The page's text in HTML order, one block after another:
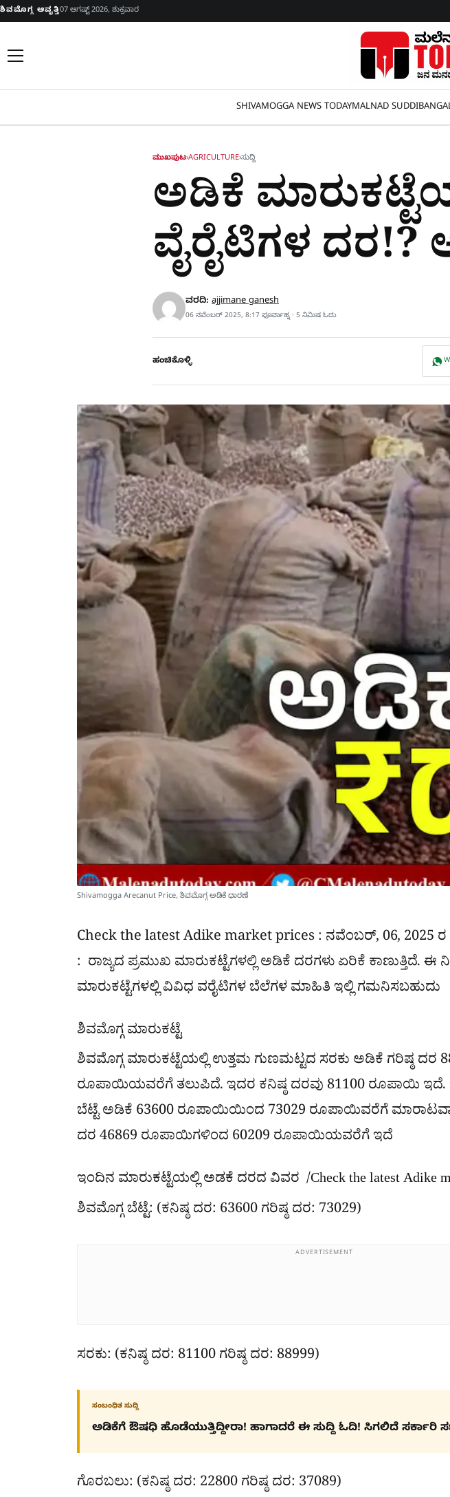
Skip to content
ಶಿವಮೊಗ್ಗ ಆವೃತ್ತಿ07 ಆಗಷ್ಟ್ 2026, ಶುಕ್ರವಾರ
SHIVAMOGGA NEWS TODAYMALNAD SUDDI
ಮುಖಪುಟ›AGRICULTURE›ಸುದ್ದಿ
ಅಡಿಕೆ
ವೈರೈಟಿಗಳ
ವರದಿ: ajjimane ganesh
06 ನವೆಂಬರ್ 2025, 8:17 ಫೂರ್ವಾಹ್ನ · 5 ನಿಮಿಷ ಓದು
ಹಂಚಿಕೊಳ್ಳಿ
Shivamogga Arecanut Price, ಶಿವಮೊಗ್ಗ ಅಡಿಕೆ ಧಾರಣೆ
Check the latest Adike market prices : ನವೆಂಬರ್, 06, 2025 ರ
: ರಾಜ್ಯದ ಪ್ರಮುಖ ಮಾರುಕಟ್ಟೆಗಳಲ್ಲಿ ಅಡಿಕೆ ದರಗಳು ಏರಿಕೆ ಕಾಣುತ್ತಿದೆ. ಈ
ಮಾರುಕಟ್ಟೆಗಳಲ್ಲಿ ವಿವಿಧ ವರೈಟಿಗಳ ಬೆಲೆಗಳ ಮಾಹಿತಿ ಇಲ್ಲಿ ಗಮನಿಸಬಹುದು
ಶಿವಮೊಗ್ಗ ಮಾರುಕಟ್ಟೆ
ಶಿವಮೊಗ್ಗ ಮಾರುಕಟ್ಟೆಯಲ್ಲಿ ಉತ್ತಮ ಗುಣಮಟ್ಟದ ಸರಕು ಅಡಿಕೆ ಗರಿಷ್ಠ ದರ
ರೂಪಾಯಿಯವರೆಗೆ ತಲುಪಿದೆ. ಇದರ ಕನಿಷ್ಠ ದರವು 81100 ರೂಪಾಯಿ ಇದೆ.
ಬೆಟ್ಟೆ ಅಡಿಕೆ 63600 ರೂಪಾಯಿಯಿಂದ 73029 ರೂಪಾಯಿವರೆಗೆ
ದರ 46869 ರೂಪಾಯಿಗಳಿಂದ 60209 ರೂಪಾಯಿಯವರೆಗೆ ಇದೆ
ಇಂದಿನ ಮಾರುಕಟ್ಟೆಯಲ್ಲಿ ಅಡಕೆ ದರದ ವಿವರ /Check the latest Adike
ಶಿವಮೊಗ್ಗ ಬೆಟ್ಟೆ: (ಕನಿಷ್ಠ ದರ: 63600 ಗರಿಷ್ಠ ದರ: 73029)
ADVERTISEMENT
ಸರಕು: (ಕನಿಷ್ಠ ದರ: 81100 ಗರಿಷ್ಠ ದರ: 88999)
ಸಂಬಂಧಿತ ಸುದ್ದಿ
ಅಡಿಕೆಗೆ ಔಷಧಿ ಹೊಡೆಯುತ್ತಿದ್ದೀರಾ! ಹಾಗಾದರೆ ಈ ಸುದ್ದಿ ಓದಿ! ಸಿಗಲಿದೆ ಸರ್ಕಾರಿ
ಗೊರಬಲು: (ಕನಿಷ್ಠ ದರ: 22800 ಗರಿಷ್ಠ ದರ: 37089)